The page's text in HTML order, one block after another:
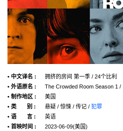
• 中文译名 :
拥挤的房间 第一季 / 24个比利
• 外语原名 :
The Crowded Room Season 1 /
• 制作地区 :
美国
• 类 别 :
悬疑 / 惊悚 / 传记 / 犯罪
• 语 言 :
英语
• 首映时间 :
2023-06-09(美国)